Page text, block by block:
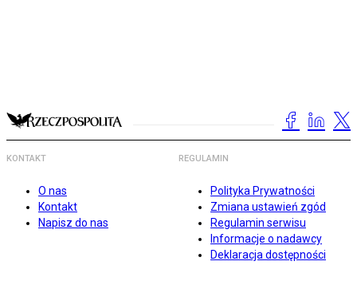
KONTAKT
O nas
Kontakt
Napisz do nas
REGULAMIN
Polityka Prywatności
Zmiana ustawień zgód
Regulamin serwisu
Informacje o nadawcy
Deklaracja dostępności